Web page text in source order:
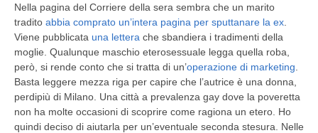
Nella pagina del Corriere della sera sembra che un marito
tradito abbia comprato un’intera pagina per sputtanare la ex
Viene pubblicata una lettera che sbandiera i tradimenti della
moglie. Qualunque maschio eterosessuale legga quella roba,
però, si rende conto che si tratta di un’operazione di marketing
Basta leggere mezza riga per capire che l’autrice è una donna,
perdipiù di Milano. Una città a prevalenza gay dove la poveretta
non ha molte occasioni di scoprire come ragiona un etero. Ho
quindi deciso di aiutarla per un’eventuale seconda stesura. Nelle